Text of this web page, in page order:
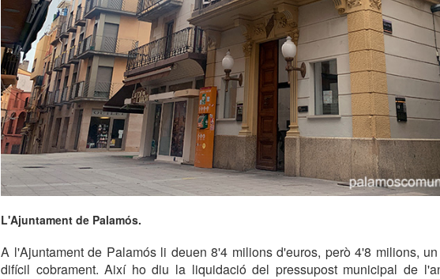
L'Ajuntament de Palamós.
A l'Ajuntament de Palamós li deuen 8'4 milions d'euros, però 4'8 milions,
difícil cobrament. Així ho diu la liquidació del pressupost municipal de